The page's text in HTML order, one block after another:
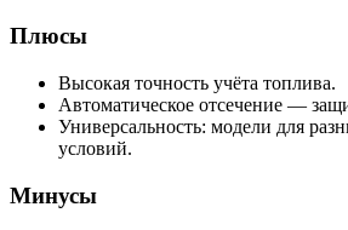
Плюсы
Высокая точность учёта топлива.
Автоматическое отсечение —
Универсальность: модели для
условий.
Минусы